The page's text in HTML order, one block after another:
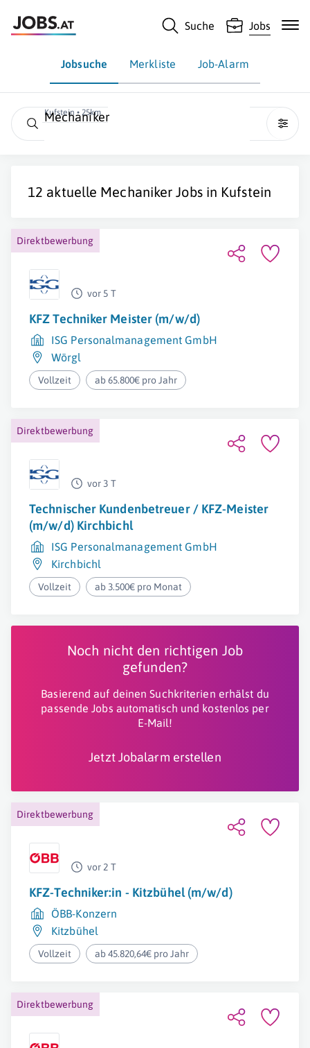
Suche Jobs
Jobsuche Merkliste Job-Alarm
Kufstein • 25km
Mechaniker
12 aktuelle Mechaniker Jobs in Kufstein
Direktbewerbung
vor 5 T
KFZ Techniker Meister (m/w/d)
ISG Personalmanagement GmbH
Wörgl
Vollzeit ab 65.800€ pro Jahr
Direktbewerbung
vor 3 T
Technischer Kundenbetreuer / KFZ-Meister
(m/w/d) Kirchbichl
ISG Personalmanagement GmbH
Kirchbichl
Vollzeit ab 3.500€ pro Monat
Noch nicht den richtigen Job
gefunden?
Basierend auf deinen Suchkriterien erhälst du
passende Jobs automatisch und kostenlos per
E-Mail!
Jetzt Jobalarm erstellen
Direktbewerbung
vor 2 T
KFZ-Techniker:in - Kitzbühel (m/w/d)
ÖBB-Konzern
Kitzbühel
Vollzeit ab 45.820,64€ pro Jahr
Direktbewerbung